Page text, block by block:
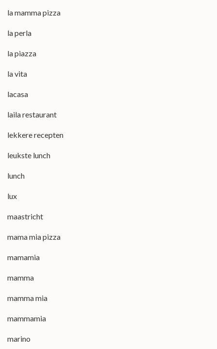
la mamma pizza
la perla
la piazza
la vita
lacasa
laila restaurant
lekkere recepten
leukste lunch
lunch
lux
maastricht
mama mia pizza
mamamia
mamma
mamma mia
mammamia
marino